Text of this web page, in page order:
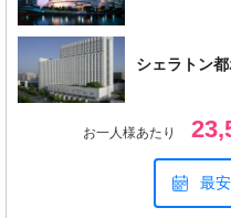
シェラトン
お一人様あたり
最